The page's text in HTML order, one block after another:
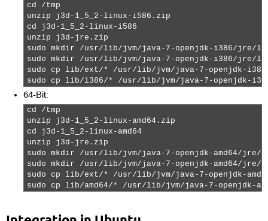
cd /tmp
unzip j3d-1_5_2-linux-i586.zip
cd j3d-1_5_2-linux-i586
unzip j3d-jre.zip
sudo mkdir /usr/lib/jvm/java-7-openjdk-i386/jre/
sudo mkdir /usr/lib/jvm/java-7-openjdk-i386/jre/
sudo cp lib/ext/* /usr/lib/jvm/java-7-openjdk-
sudo cp lib/i386/* /usr/lib/jvm/java-7-openjdk-
64-Bit:
cd /tmp
unzip j3d-1_5_2-linux-amd64.zip
cd j3d-1_5_2-linux-amd64
unzip j3d-jre.zip
sudo mkdir /usr/lib/jvm/java-7-openjdk-amd64/
sudo mkdir /usr/lib/jvm/java-7-openjdk-amd64/jre/
sudo cp lib/ext/* /usr/lib/jvm/java-7-openjdk-
sudo cp lib/amd64/* /usr/lib/jvm/java-7-openjdk-